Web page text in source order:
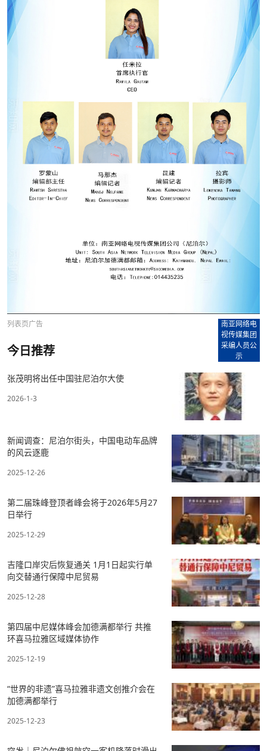
列表页广告
南亚网络电
视传媒集团
采编人员公
示
今日推荐
张茂明将出任中国驻尼泊尔大使
2026-1-3
新闻调查：尼泊尔街头，中国电动车品牌
的风云逐鹿
2025-12-26
第二届珠峰登顶者峰会将于2026年5月27
日举行
2025-12-29
吉隆口岸灾后恢复通关 1月1日起实行单
向交替通行保障中尼贸易
2025-12-28
第四届中尼媒体峰会加德满都举行 共推
环喜马拉雅区域媒体协作
2025-12-19
“世界的非遗”喜马拉雅非遗文创推介会在
加德满都举行
2025-12-23